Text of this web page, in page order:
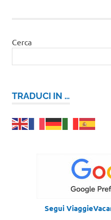
Cerca
TRADUCI IN …
Segui